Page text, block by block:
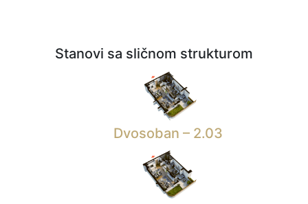
Stanovi sa sličnom strukturom
Dvosoban – 2.03